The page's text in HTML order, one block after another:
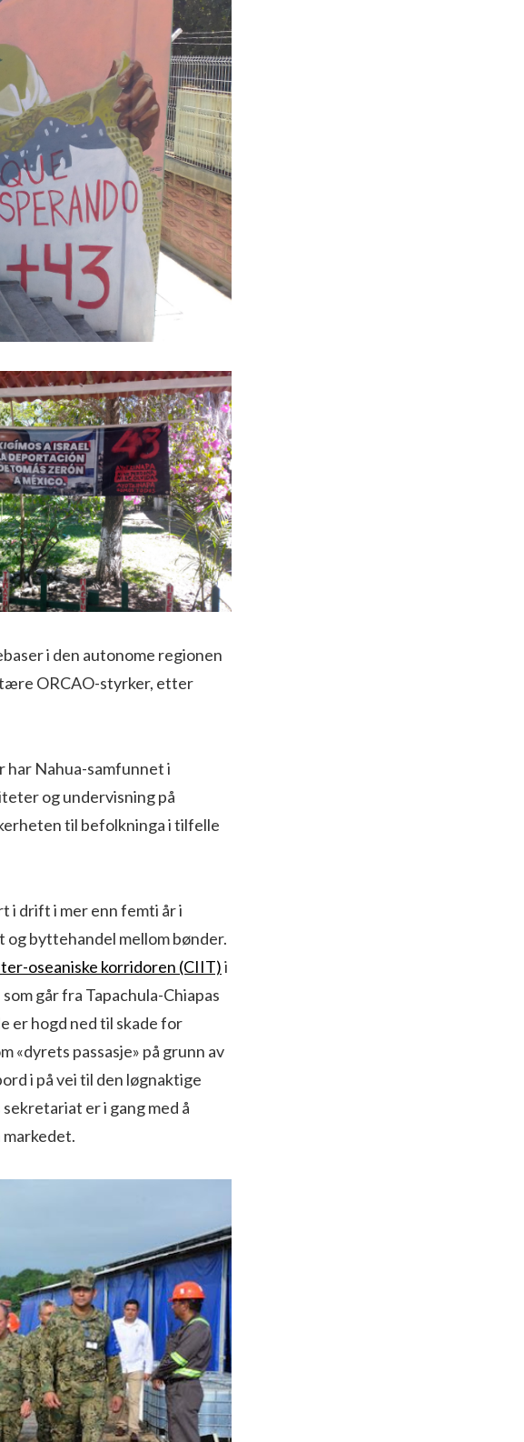
i den autonome regionen
ORCAO-styrker, etter
har Nahua-samfunnet i
og undervisning på
til befolkninga i tilfelle
i drift i mer enn femti år i
og byttehandel mellom bønder.
oseaniske korridoren (CIIT)i
går fra Tapachula-Chiapas
er hogd ned til skade for
«dyrets passasje» på grunn av
i på vei til den løgnaktige
er i gang med å